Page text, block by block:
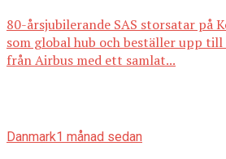
80-årsjubilerande SAS storsatar på
som global hub och beställer upp
från Airbus med ett samlat...
Danmark1 månad sedan